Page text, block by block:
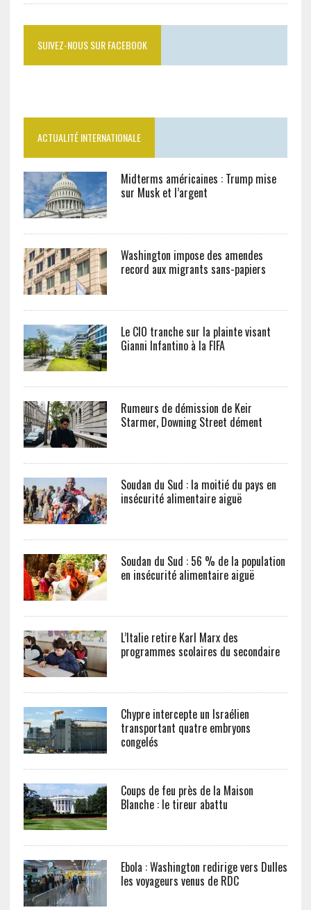
SUIVEZ-NOUS SUR FACEBOOK
ACTUALITÉ INTERNATIONALE
Midterms américaines : Trump mise
sur Musk et l’argent
Washington impose des amendes
record aux migrants sans-papiers
Le CIO tranche sur la plainte visant
Gianni Infantino à la FIFA
Rumeurs de démission de Keir
Starmer, Downing Street dément
Soudan du Sud : la moitié du pays en
insécurité alimentaire aiguë
Soudan du Sud : 56 % de la population
en insécurité alimentaire aiguë
L’Italie retire Karl Marx des
programmes scolaires du secondaire
Chypre intercepte un Israélien
transportant quatre embryons
congelés
Coups de feu près de la Maison
Blanche : le tireur abattu
Ebola : Washington redirige vers Dulles
les voyageurs venus de RDC